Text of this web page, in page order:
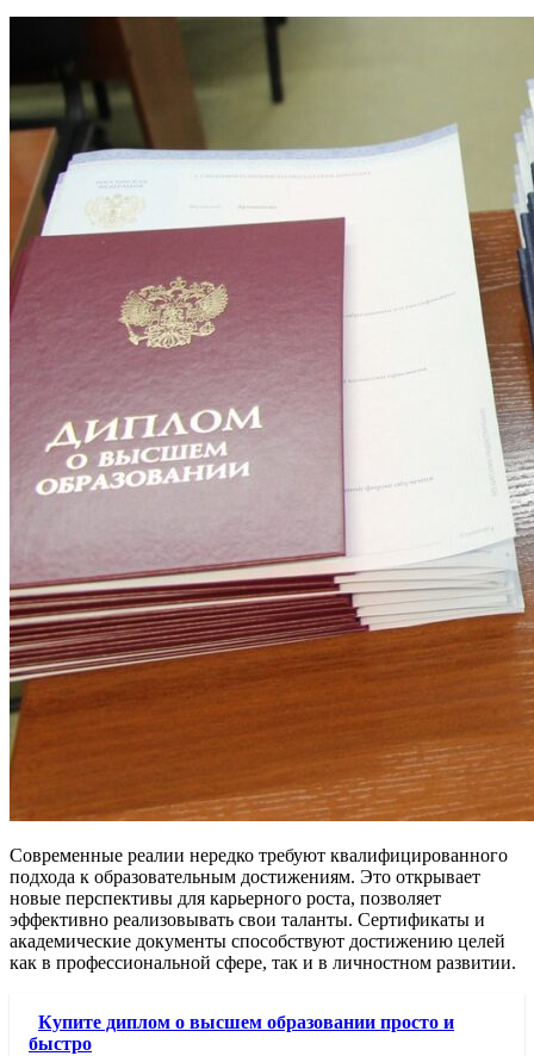
Современные реалии нередко требуют квалифицированного
подхода к образовательным достижениям. Это открывает
новые перспективы для карьерного роста, позволяет
эффективно реализовывать свои таланты. Сертификаты и
академические документы способствуют достижению целей
как в профессиональной сфере, так и в личностном развитии.
Купите диплом о высшем образовании просто и
быстро